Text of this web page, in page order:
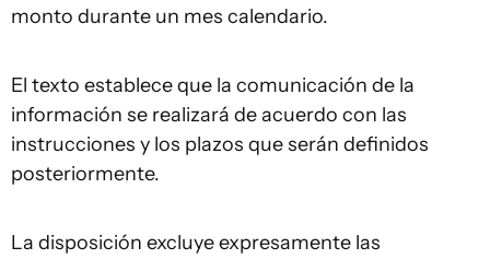
monto durante un mes calendario.
El texto establece que la comunicación de la
información se realizará de acuerdo con las
instrucciones y los plazos que serán definidos
posteriormente.
La disposición excluye expresamente las